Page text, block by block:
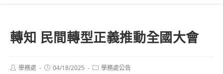
轉知 民間轉型正義推動全國大會
Post學務處
Post04/18/2025
Post學務處公告